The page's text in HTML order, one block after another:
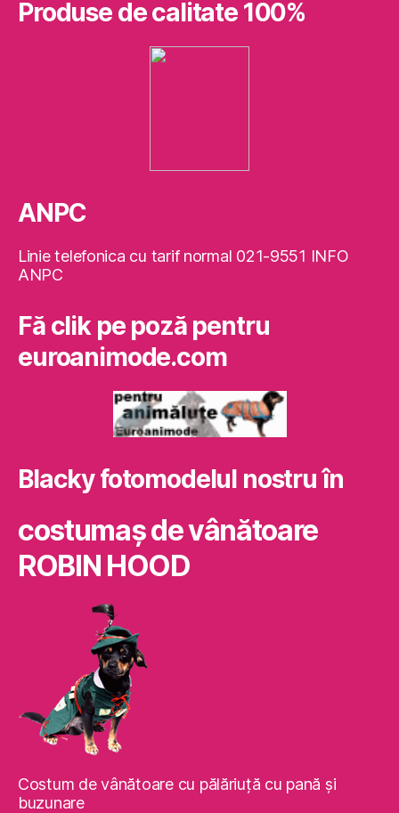
Produse de calitate 100%
ANPC
Linie telefonica cu tarif normal 021-9551 INFO
ANPC
Fă clik pe poză pentru
euroanimode.com
Blacky fotomodelul nostru în
costumaş de vânătoare
ROBIN HOOD
Costum de vânătoare cu pălăriuţă cu pană şi
buzunare